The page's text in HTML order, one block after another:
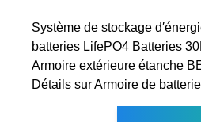
Système de stockage
batteries LifePO4 Batteries
Armoire extérieure étanche
Détails sur Armoire de